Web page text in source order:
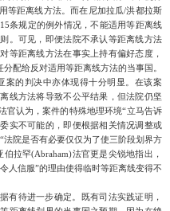
等距离线方法。而在尼加拉瓜/洪都拉斯
条规定的例外情况，不能适用等距离线
。可见， 即便法院不承认等距离线方法
等距离线方法在事实上持有偏好态度，
配给反对适用等距离线方法的当事国。
案的判决中亦体现得十分明显。 在该案
线方法将导致不公平结果，但法院仍坚
官认为，案件的特殊地理环境“立马告诉
实不可能的，即便根据相关情况调整或
院是否有必要仅仅为了使三阶段划界方
拉罕(Abraham)法官更是尖锐地指出，
人信服”的理由使得临时等距离线变得不
有待进一步确定。
既有司法实践证明，